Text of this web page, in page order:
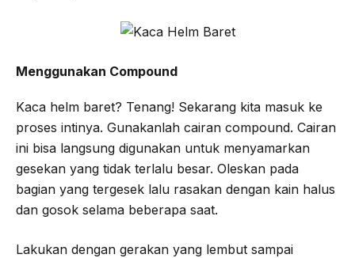
Menggunakan Compound
Kaca helm baret? Tenang! Sekarang kita masuk ke
proses intinya. Gunakanlah cairan compound. Cairan
ini bisa langsung digunakan untuk menyamarkan
gesekan yang tidak terlalu besar. Oleskan pada
bagian yang tergesek lalu rasakan dengan kain halus
dan gosok selama beberapa saat.
Lakukan dengan gerakan yang lembut sampai